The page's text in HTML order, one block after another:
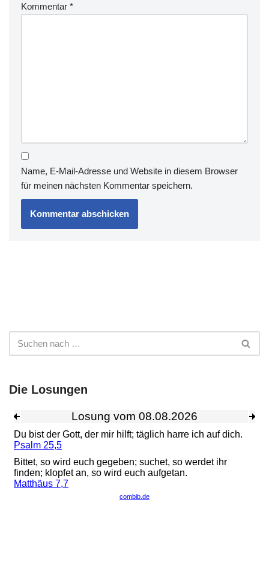
Kommentar *
Name, E-Mail-Adresse und Website in diesem Browser
für meinen nächsten Kommentar speichern.
Die Losungen